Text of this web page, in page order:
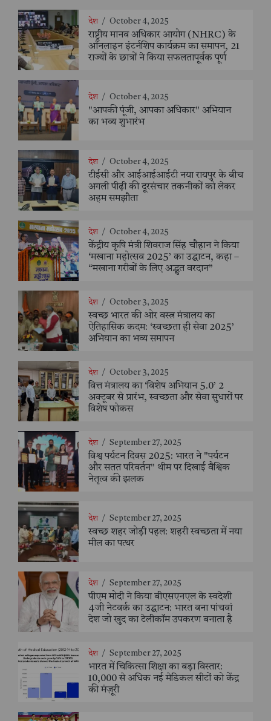
देश / October 4, 2025
राष्ट्रीय मानव अधिकार आयोग (NHRC) के
ऑनलाइन इंटर्नशिप कार्यक्रम का समापन, 21
राज्यों के छात्रों ने किया सफलतापूर्वक पूर्ण
देश / October 4, 2025
"आपकी पूंजी, आपका अधिकार" अभियान
का भव्य शुभारंभ
देश / October 4, 2025
टीईसी और आईआईआईटी नया रायपुर के बीच
अगली पीढ़ी की दूरसंचार तकनीकों को लेकर
अहम समझौता
देश / October 4, 2025
केंद्रीय कृषि मंत्री शिवराज सिंह चौहान ने किया
‘मखाना महोत्सव 2025’ का उद्घाटन, कहा –
“मखाना गरीबों के लिए अद्भुत वरदान”
देश / October 3, 2025
स्वच्छ भारत की ओर वस्त्र मंत्रालय का
ऐतिहासिक कदम: ‘स्वच्छता ही सेवा 2025’
अभियान का भव्य समापन
देश / October 3, 2025
वित्त मंत्रालय का ‘विशेष अभियान 5.0’ 2
अक्टूबर से प्रारंभ, स्वच्छता और सेवा सुधारों पर
विशेष फोकस
देश / September 27, 2025
विश्व पर्यटन दिवस 2025: भारत ने "पर्यटन
और सतत परिवर्तन" थीम पर दिखाई वैश्विक
नेतृत्व की झलक
देश / September 27, 2025
स्वच्छ शहर जोड़ी पहल: शहरी स्वच्छता में नया
मील का पत्थर
देश / September 27, 2025
पीएम मोदी ने किया बीएसएनएल के स्वदेशी
4जी नेटवर्क का उद्घाटन: भारत बना पांचवां
देश जो खुद का टेलीकॉम उपकरण बनाता है
देश / September 27, 2025
भारत में चिकित्सा शिक्षा का बड़ा विस्तार:
10,000 से अधिक नई मेडिकल सीटों को केंद्र
की मंज़ूरी